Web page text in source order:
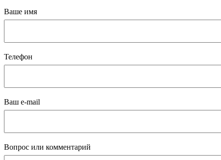
Ваше имя
Телефон
Ваш e-mail
Вопрос или комментарий